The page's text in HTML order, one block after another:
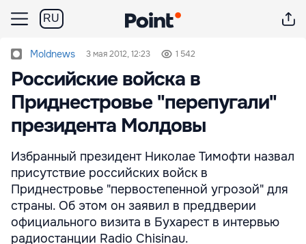
RU
Moldnews 3 мая 2012, 12:23 1 542
Российские войска в
Приднестровье "перепугали"
президента Молдовы
Избранный президент Николае Тимофти назвал
присутствие российских войск в
Приднестровье "первостепенной угрозой" для
страны. Об этом он заявил в преддверии
официального визита в Бухарест в интервью
радиостанции Radio Chisinau.